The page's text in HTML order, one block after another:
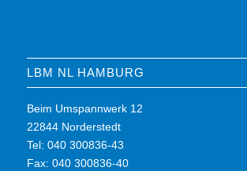
LBM NL HAMBURG
Beim Umspannwerk 12
22844 Norderstedt
Tel: 040 300836-43
Fax: 040 300836-40